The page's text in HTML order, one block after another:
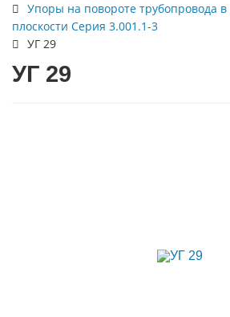
Упоры на повороте трубопровода в
плоскости Серия 3.001.1-3
УГ 29
УГ 29